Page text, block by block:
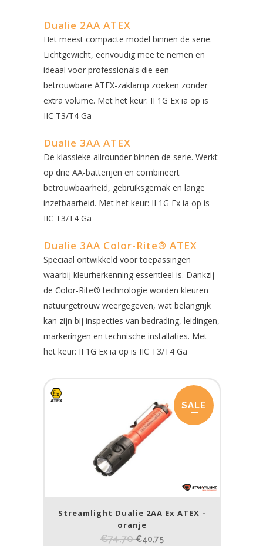
Dualie 2AA ATEX
Het meest compacte model binnen de serie.
Lichtgewicht, eenvoudig mee te nemen en
ideaal voor professionals die een
betrouwbare ATEX-zaklamp zoeken zonder
extra volume. Met het keur: II 1G Ex ia op is
IIC T3/T4 Ga
Dualie 3AA ATEX
De klassieke allrounder binnen de serie. Werkt
op drie AA-batterijen en combineert
betrouwbaarheid, gebruiksgemak en lange
inzetbaarheid. Met het keur: II 1G Ex ia op is
IIC T3/T4 Ga
Dualie 3AA Color-Rite® ATEX
Speciaal ontwikkeld voor toepassingen
waarbij kleurherkenning essentieel is. Dankzij
de Color-Rite® technologie worden kleuren
natuurgetrouw weergegeven, wat belangrijk
kan zijn bij inspecties van bedrading, leidingen,
markeringen en technische installaties. Met
het keur: II 1G Ex ia op is IIC T3/T4 Ga
SALE
Streamlight Dualie 2AA Ex ATEX –
oranje
€74,70€40,75